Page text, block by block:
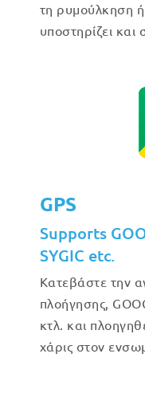
τη ρυμούλκηση
υποστηρίζει
GPS
Supports
SYGIC etc.
Κατεβάστε την
πλοήγησης,
κτλ. και
χάρις στον